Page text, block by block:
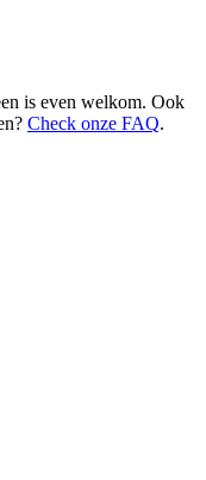
is even welkom. Ook
Check onze FAQ.